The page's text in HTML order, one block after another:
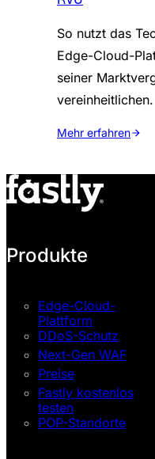
So nutzt das
Edge-Cloud-
seiner
vereinheitlichen.
Mehr erfahren
Produkte
Edge-Cloud-
Plattform
DDoS-Schutz
Next-Gen WAF
Preise
Fastly kostenlos
testen
POP-Standorte